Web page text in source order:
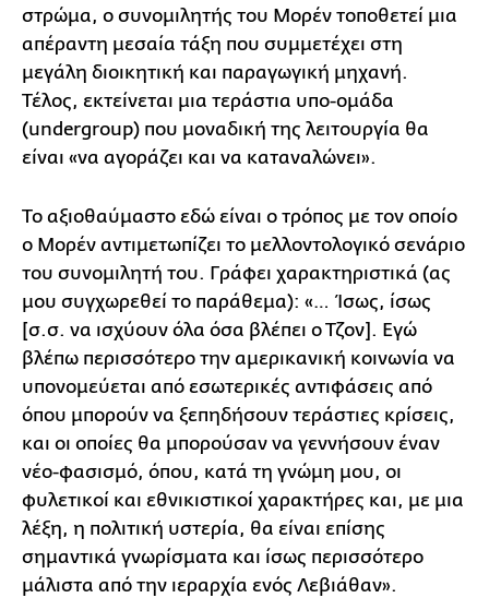
στρώμα, ο συνομιλητής του Μορέν τοποθετεί μια
απέραντη μεσαία τάξη που συμμετέχει στη
μεγάλη διοικητική και παραγωγική μηχανή.
Τέλος, εκτείνεται μια τεράστια υπο-ομάδα
(undergroup) που μοναδική της λειτουργία θα
είναι «να αγοράζει και να καταναλώνει».
Το αξιοθαύμαστο εδώ είναι ο τρόπος με τον οποίο
ο Μορέν αντιμετωπίζει το μελλοντολογικό σενάριο
του συνομιλητή του. Γράφει χαρακτηριστικά (ας
μου συγχωρεθεί το παράθεμα): «… Ίσως, ίσως
[σ.σ. να ισχύουν όλα όσα βλέπει ο Τζον]. Εγώ
βλέπω περισσότερο την αμερικανική κοινωνία να
υπονομεύεται από εσωτερικές αντιφάσεις από
όπου μπορούν να ξεπηδήσουν τεράστιες κρίσεις,
και οι οποίες θα μπορούσαν να γεννήσουν έναν
νέο-φασισμό, όπου, κατά τη γνώμη μου, οι
φυλετικοί και εθνικιστικοί χαρακτήρες και, με μια
λέξη, η πολιτική υστερία, θα είναι επίσης
σημαντικά γνωρίσματα και ίσως περισσότερο
μάλιστα από την ιεραρχία ενός Λεβιάθαν».